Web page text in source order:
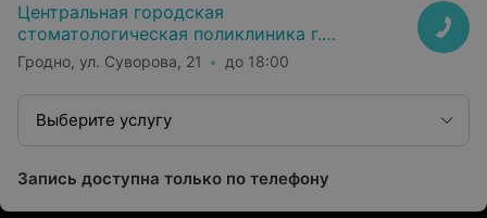
Центральная городская
стоматологическая поликлиника г.
Гродно
Гродно, ул. Суворова, 21 до 18:00
Выберите услугу
Запись доступна только по телефону